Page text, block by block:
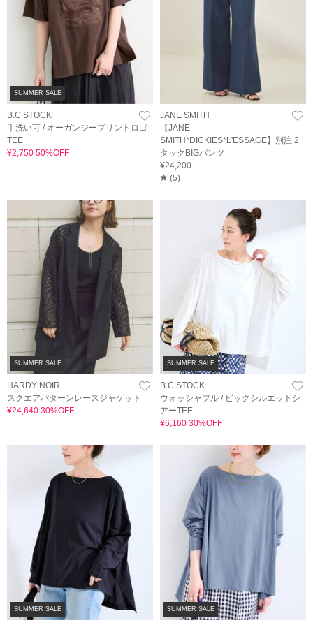
SUMMER SALE
B.C STOCK
手洗い可 / オーガンジープリントロゴ
TEE
¥2,750 50%OFF
JANE SMITH
【JANE
SMITH*DICKIES*L'ESSAGE】別注 2
タックBIGパンツ
¥24,200
(5)
SUMMER SALE
HARDY NOIR
スクエアパターンレースジャケット
¥24,640 30%OFF
SUMMER SALE
B.C STOCK
ウォッシャブル / ビッグシルエットシ
アーTEE
¥6,160 30%OFF
SUMMER SALE SUMMER SALE